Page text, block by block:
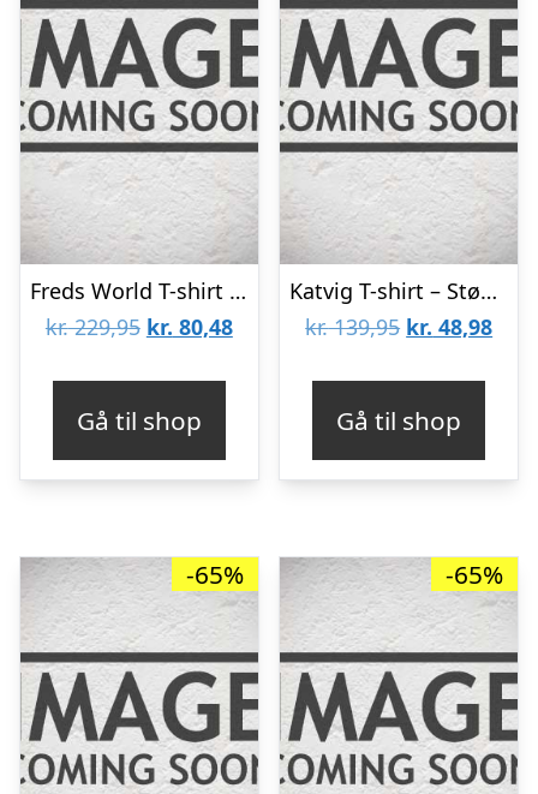
Freds World T-shirt – Lyseblå m. Hvalros
kr.229,95 Den
kr. 229,95.
kr. 80,48Den
kr. 80,48.
Gå til shop
Katvig T-shirt – Støvet Lilla
kr.139,95 Den
kr. 139,95.
kr. 48,98Den
kr.
Gå til shop
-65% -65%